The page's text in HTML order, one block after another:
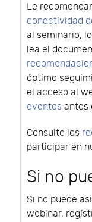
Le
conectividad
al seminario,
lea el
óptimo
el acceso al
eventos antes
Consulte los
participar en
Si no
Si no puede
webinar,